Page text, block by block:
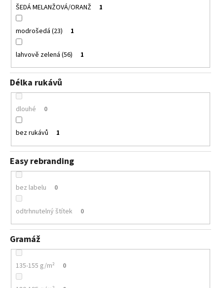
ŠEDÁ MELANŽOVÁ/ORANŽ 1
modrošedá (23) 1
lahvově zelená (56) 1
Délka rukávů
dlouhé 0
bez rukávů 1
Easy rebranding
bez labelu 0
odtrhnutelný štítek 0
Gramáž
135-155 g/m² 0